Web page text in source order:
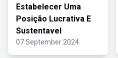
Estabelecer Uma
Posição Lucrativa E
Sustentavel
07 September 2024